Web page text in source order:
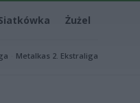
Żużel
Metalkas 2. Ekstraliga